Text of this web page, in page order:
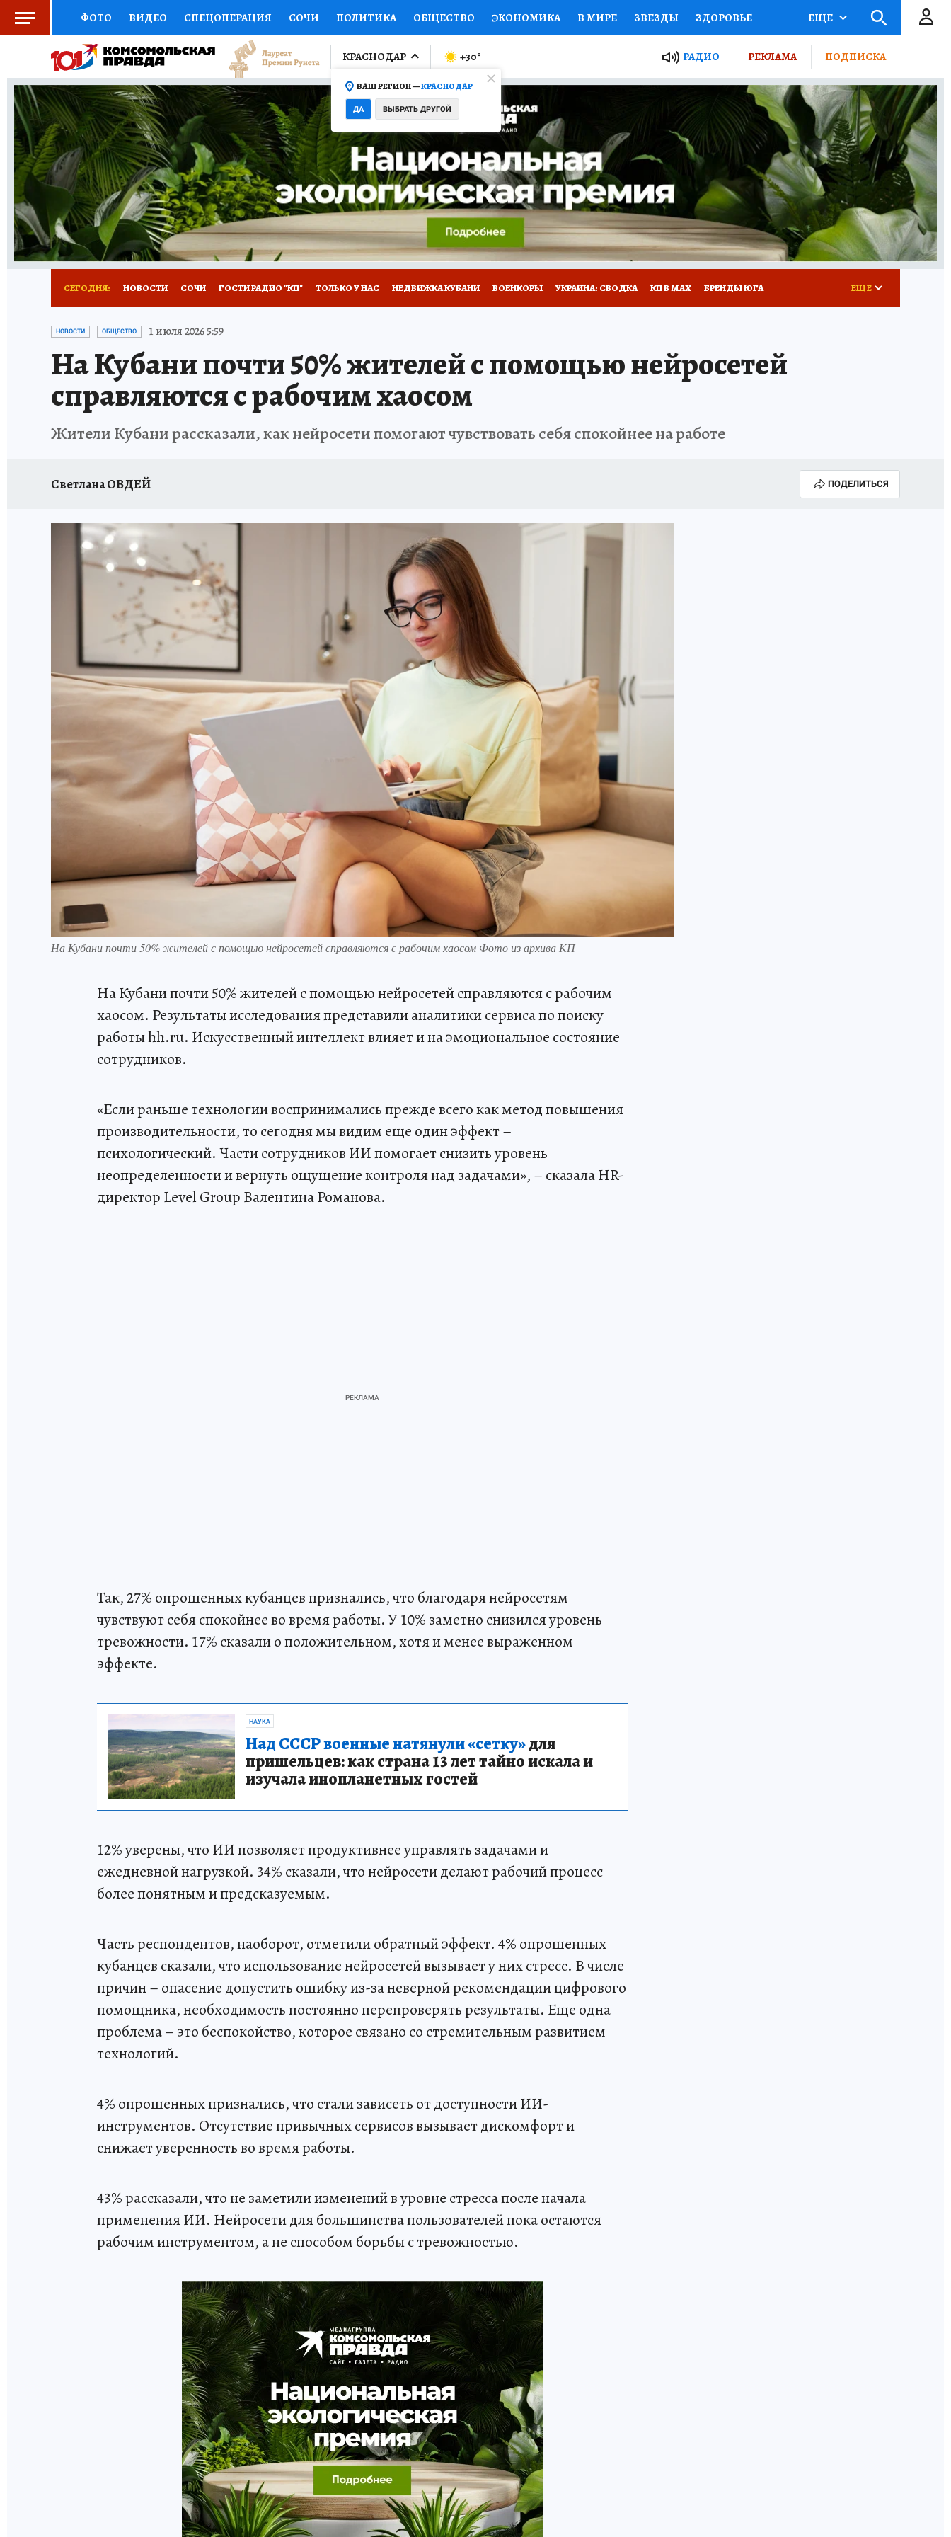
ФОТО ВИДЕО СПЕЦОПЕРАЦИЯ СОЧИ ПОЛИТИКА ОБЩЕСТВО ЭКОНОМИКА В МИРЕ ЗВЕЗДЫ ЗДОРОВЬЕ
СОЦПОДДЕРЖКА НАУКА СПОРТ КОЛУМНИСТЫ ПРОИСШЕСТВИЯ НАЦИОНАЛЬНЫЕ ПРОЕКТЫ РОССИИ
ВЫБОР ЭКСПЕРТОВ ДОКТОР ФИНАНСЫ ОТКРЫВАЕМ МИР Я ЗНАЮ СЕМЬЯ ЖЕНСКИЕ СЕКРЕТЫ ПУТЕВОДИТЕЛЬ
КНИЖНАЯ ПОЛКА ПРОГНОЗЫ НА СПОРТ ПРОМОКОДЫ СЕРИАЛЫ СПЕЦПРОЕКТЫ ДЕФИЦИТ ЖЕЛЕЗА ТУРИЗМ
ПРЕСС-ЦЕНТР НЕДВИЖИМОСТЬ ТЕЛЕВИЗОР КОЛЛЕКЦИИ КОНКУРСЫ РАБОТА У НАС ГИД ПОТРЕБИТЕЛЯ РЕКЛАМА
ВСЕ О КП РАДИО КП ТЕСТЫ НОВОЕ НА САЙТЕ
ЕЩЕ
КРАСНОДАР
ВАШ РЕГИОН —КРАСНОДАР
ДА ВЫБРАТЬ ДРУГОЙ
+30° РАДИО РЕКЛАМА ПОДПИСКА
СЕГОДНЯ: НОВОСТИ СОЧИ ГОСТИ РАДИО "КП" ТОЛЬКО У НАС НЕДВИЖКА КУБАНИ ВОЕНКОРЫ УКРАИНА: СВОДКА КП В МАХ БРЕНДЫ ЮГА
ОТДЫХ В РОССИИ ЗДОРОВЬЕ КУБАНИ
ЕЩЕ
НОВОСТИ ОБЩЕСТВО 1 июля 2026 5:59
На Кубани почти 50% жителей с помощью нейросетей
справляются с рабочим хаосом
Жители Кубани рассказали, как нейросети помогают чувствовать себя спокойнее на работе
Светлана ОВДЕЙ ПОДЕЛИТЬСЯ
На Кубани почти 50% жителей с помощью нейросетей справляются с рабочим хаосом Фото из архива КП
На Кубани почти 50% жителей с помощью нейросетей справляются с рабочим
хаосом. Результаты исследования представили аналитики сервиса по поиску
работы hh.ru. Искусственный интеллект влияет и на эмоциональное состояние
сотрудников.
«Если раньше технологии воспринимались прежде всего как метод повышения
производительности, то сегодня мы видим еще один эффект –
психологический. Части сотрудников ИИ помогает снизить уровень
неопределенности и вернуть ощущение контроля над задачами», – сказала HR-
директор Level Group Валентина Романова.
Так, 27% опрошенных кубанцев признались, что благодаря нейросетям
чувствуют себя спокойнее во время работы. У 10% заметно снизился уровень
тревожности. 17% сказали о положительном, хотя и менее выраженном
эффекте.
НАУКА
Над СССР военные натянули «сетку»для
пришельцев: как страна 13 лет тайно искала и
изучала инопланетных гостей
12% уверены, что ИИ позволяет продуктивнее управлять задачами и
ежедневной нагрузкой. 34% сказали, что нейросети делают рабочий процесс
более понятным и предсказуемым.
Часть респондентов, наоборот, отметили обратный эффект. 4% опрошенных
кубанцев сказали, что использование нейросетей вызывает у них стресс. В числе
причин – опасение допустить ошибку из-за неверной рекомендации цифрового
помощника, необходимость постоянно перепроверять результаты. Еще одна
проблема – это беспокойство, которое связано со стремительным развитием
технологий.
4% опрошенных признались, что стали зависеть от доступности ИИ-
инструментов. Отсутствие привычных сервисов вызывает дискомфорт и
снижает уверенность во время работы.
43% рассказали, что не заметили изменений в уровне стресса после начала
применения ИИ. Нейросети для большинства пользователей пока остаются
рабочим инструментом, а не способом борьбы с тревожностью.